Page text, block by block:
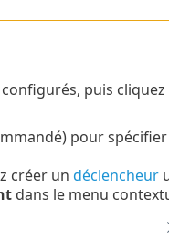
puis
pour
créer un déclencheur
dans le menu